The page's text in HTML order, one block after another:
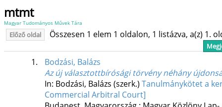
mtmt
Magyar Tudományos Művek Tára
Előző oldal Összesen 1 elem 1 oldalon, 1 listázva, a(z) 1.
1.
Bodzási, Balázs
Az új választottbírósági törvény néhány
In: Bodzási, Balázs (szerk.) Tanulmánykötet a
Commercial Arbitral Court]